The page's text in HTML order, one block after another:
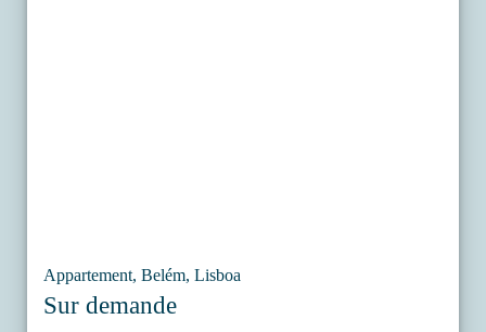
Appartement, Belém, Lisboa
Sur demande